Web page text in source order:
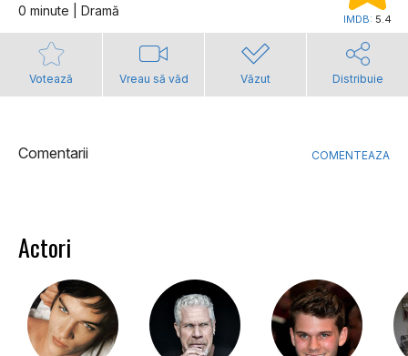
0 minute | Dramă
IMDB: 5.4
Votează Vreau să văd Văzut Distribuie
Comentarii COMENTEAZA
Actori